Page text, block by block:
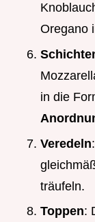
Oregano
in die
Veredeln
träufeln.
Toppen: